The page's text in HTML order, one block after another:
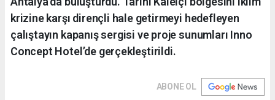
krizine karşı dirençli hale getirmeyi hedefleyen
çalıştayın kapanış sergisi ve proje sunumları Inno
Concept Hotel’de gerçekleştirildi.
ABONE OL